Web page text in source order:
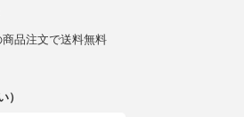
品注文で送料無料
）